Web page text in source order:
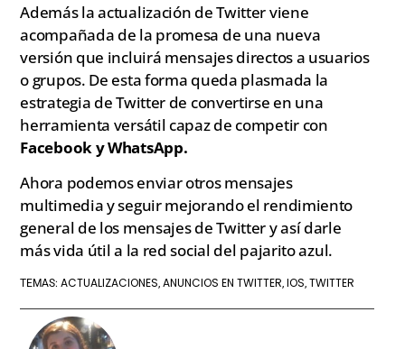
Además la actualización de Twitter viene
acompañada de la promesa de una nueva
versión que incluirá mensajes directos a usuarios
o grupos. De esta forma queda plasmada la
estrategia de Twitter de convertirse en una
herramienta versátil capaz de competir con
Facebook y WhatsApp.
Ahora podemos enviar otros mensajes
multimedia y seguir mejorando el rendimiento
general de los mensajes de Twitter y así darle
más vida útil a la red social del pajarito azul.
TEMAS:ACTUALIZACIONES ,ANUNCIOS EN TWITTER ,IOS ,TWITTER